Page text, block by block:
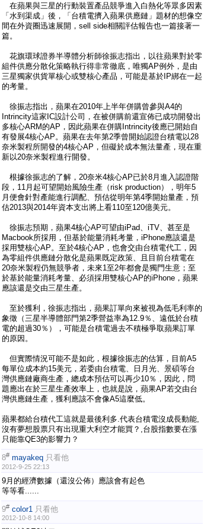
在蘋果與三星的行動裝置產品競爭進入白熱化等眾多因素
「水到渠成」後，「台積電擠入蘋果供應鏈」題材的想像空
間在外資圈迅速展開，sell side相關評估報告也一篇接著一
篇。
花旗環球證券半導體分析師徐振志指出，以往蘋果對於零
組件供應分散化策略執行得非常徹底，唯獨AP例外，是由
三星獨家供貨單核心或雙核心產品，可能是基於IP綁在一起
的考量。
徐振志指出，蘋果在2010年上半年併購曾參與A4的
Intrincity這家IC設計公司，在被併購前還宣佈已成功開發出
多核心ARM的AP，因此蘋果在併購Intrincity後應已開始自
有發展4核心AP。蘋果在去年第2季曾開始認證台積電以28
奈米製程所開發的4核心AP，但礙於成本無法量產，現在重
新以20奈米製程進行開發。
根據徐振志的了解，20奈米4核心AP已於8月進入認證階
段，11月起可望開始風險生產（risk production），明年5
月便會針對產能進行調配、預估從明年第4季開始量產，預
估2013與2014年資本支出將上看110至120億美元。
徐振志預期，蘋果4核心AP可望由iPad、iTV、甚至是
Macbook所採用，但基於能量消耗考量，iPhone應該還是
採用雙核心AP。至於4核心AP，也會交由台積電代工，因
為零組件供應鏈分散化是蘋果既定政策、且目前台積電在
20奈米製程仍無競爭者，未來1至2年都會是獨門生意；至
於基於能量消耗考量、必須採用雙核心AP的iPhone，蘋果
應該還是交由三星生產。
至於獲利，徐振志指出，蘋果訂單向來被視為低毛利率的
象徵（三星半導體部門第2季營益率為12.9％、遠低於台積
電的超過30％），可能是台積電過去不積極爭取蘋果訂單
的原因。
但實際情況可能不是如此，根據徐振志的估算，目前A5
每單位成本約15美元，若委由台積電、日月光、景碩等台
灣供應鏈廠商生產，總成本預估可以再少10％，因此，問
題應出在於三星生產效率上，也就是說，蘋果AP若交由台
灣供應鏈生產，獲利應該不會像A5這麼低。
蘋果都給台積代工這就是最後利多.代表台積電沒成長動能,
沒有夢想股票只有出現重大利空才能買？,台股指數要在漲
只能靠QE3的影響力？
8# mayakeq 只看他
2012-9-25 22:13
9月的經濟數據（還沒公佈）應該會有起色
等等看......
9# color1 只看他
2012-10-8 14:00